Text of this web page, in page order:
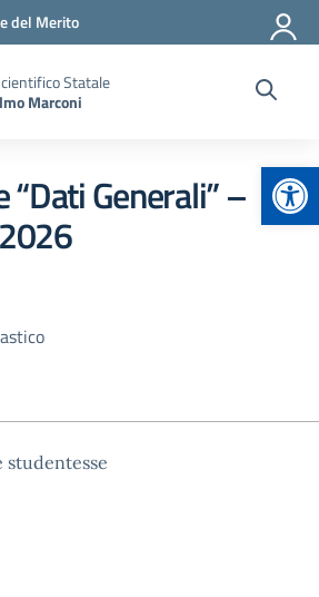
del Merito
Statale
Marconi
“Dati Generali” –
studentesse